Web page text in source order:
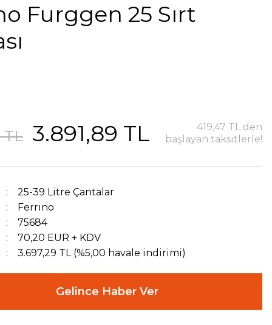
Furggen 25 Sırt
TL 3.891,89 TL
419,47 TL den
başlayan taksitlerle!
25-39 Litre Çantalar
Ferrino
75684
70,20 EUR + KDV
3.697,29 TL (%5,00 havale indirimi)
Gelince Haber Ver